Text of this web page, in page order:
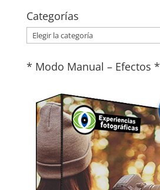
Categorías
Categorías
* Modo Manual – Efectos *